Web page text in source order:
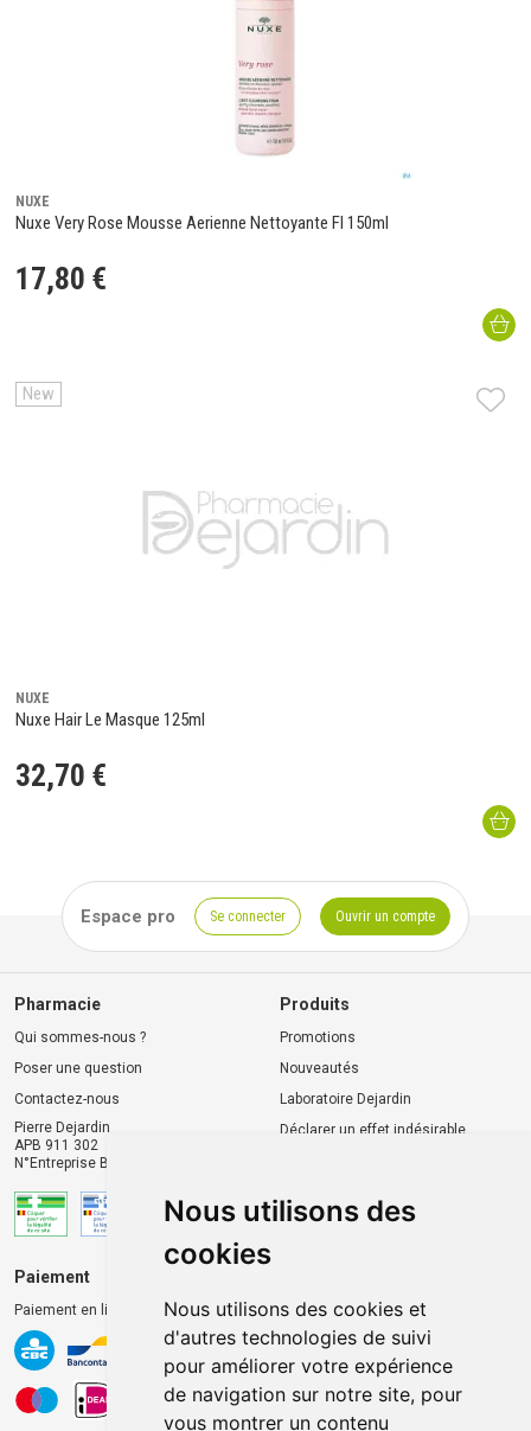
Nous utilisons des
cookies
Nous utilisons des cookies et
d'autres technologies de suivi
pour améliorer votre expérience
de navigation sur notre site, pour
vous montrer un contenu
NUXE
Nuxe Very Rose Mousse Aerienne Nettoyante Fl 150ml
17,80 €
New
NUXE
Nuxe Hair Le Masque 125ml
32,70 €
Espace pro Se connecter Ouvrir un compte
Pharmacie
Qui sommes-nous ?
Poser une question
Contactez-nous
Pierre Dejardin
APB 911 302
N°Entreprise BE0446.901.764
Produits
Promotions
Nouveautés
Laboratoire Dejardin
Déclarer un effet indésirable
Paiement
Paiement en ligne 100% sécurisé
Livraison chez vous
Livraison dans un Point
d’enlèvement
Retrait dans la pharmacie
Retrait en casiers extérieurs